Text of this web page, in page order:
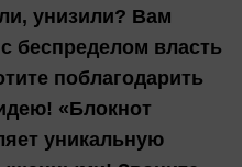
унизили? Вам
беспределом власть
поблагодарить
«Блокнот
уникальную